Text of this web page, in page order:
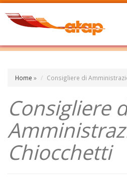
Home » Consigliere di
Consigliere
Chiocchetti